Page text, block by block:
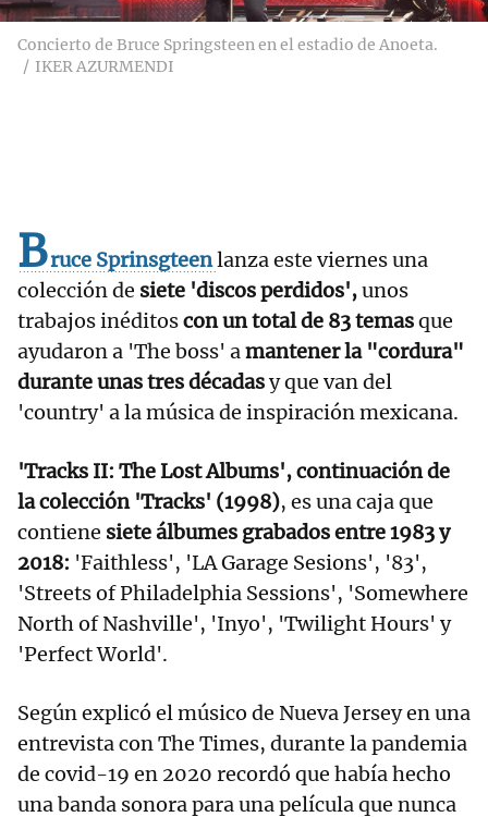
Concierto de Bruce Springsteen en el estadio de Anoeta.
IKER AZURMENDI
Bruce Sprinsgteenlanza este viernes una
colección de siete 'discos perdidos',unos
trabajos inéditoscon un total de 83 temasque
ayudaron a 'The boss' amantener la "cordura"
durante unas tres décadasy que van del
'country' a la música de inspiración mexicana.
'Tracks II: The Lost Albums', continuación de
la colección 'Tracks' (1998), es una caja que
contiene siete álbumes grabados entre 1983 y
2018: 'Faithless', 'LA Garage Sesions', '83',
'Streets of Philadelphia Sessions', 'Somewhere
North of Nashville', 'Inyo', 'Twilight Hours' y
'Perfect World'.
Según explicó el músico de Nueva Jersey en una
entrevista con The Times, durante la pandemia
de covid-19 en 2020 recordó que había hecho
una banda sonora para una película que nunca